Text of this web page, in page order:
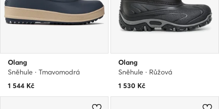
Olang
Sněhule · Tmavomodrá
1 544 Kč
Olang
Sněhule · Růžová
1 530 Kč